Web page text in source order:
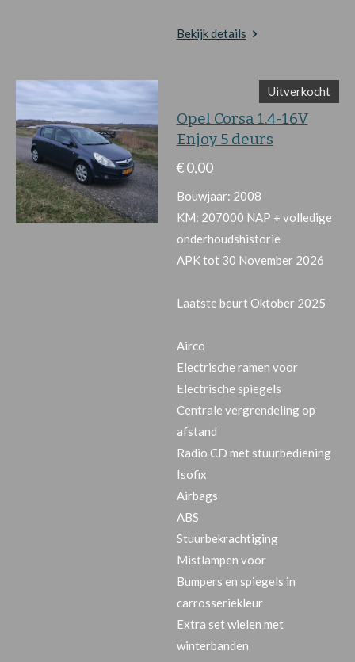
Bekijk details
Uitverkocht
Opel Corsa 1.4-16V
Enjoy 5 deurs
€ 0,00
Bouwjaar: 2008
KM: 207000 NAP + volledige
onderhoudshistorie
APK tot 30 November 2026
Laatste beurt Oktober 2025
Airco
Electrische ramen voor
Electrische spiegels
Centrale vergrendeling op
afstand
Radio CD met stuurbediening
Isofix
Airbags
ABS
Stuurbekrachtiging
Mistlampen voor
Bumpers en spiegels in
carrosseriekleur
Extra set wielen met
winterbanden